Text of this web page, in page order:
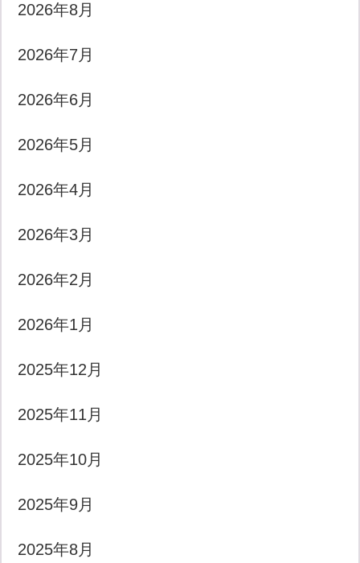
2026年8月
2026年7月
2026年6月
2026年5月
2026年4月
2026年3月
2026年2月
2026年1月
2025年12月
2025年11月
2025年10月
2025年9月
2025年8月